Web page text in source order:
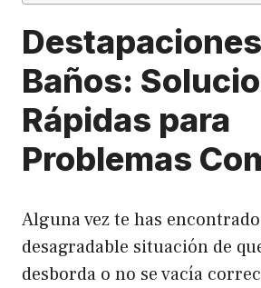
Baños:
Rápidas para
Problemas
Alguna vez te has
desagradable situación de
desborda o no se vacía